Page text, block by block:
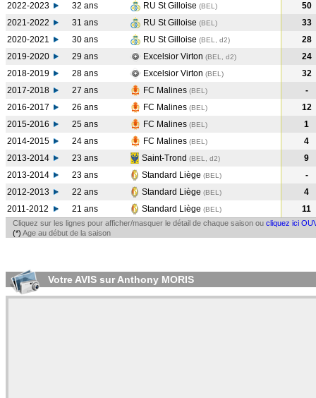
2022-2023
32 ans RU St Gilloise (BEL )
50
2021-2022
31 ans RU St Gilloise (BEL )
33
2020-2021
30 ans RU St Gilloise (BEL, d2)
28
2019-2020
29 ans Excelsior Virton (BEL, d2)
24
2018-2019
28 ans Excelsior Virton (BEL )
32
2017-2018
27 ans FC Malines (BEL )
-
2016-2017
26 ans FC Malines (BEL )
12
2015-2016
25 ans FC Malines (BEL )
1
2014-2015
24 ans FC Malines (BEL )
4
2013-2014
23 ans Saint-Trond (BEL, d2)
9
2013-2014
23 ans Standard Liège (BEL )
-
2012-2013
22 ans Standard Liège (BEL )
4
2011-2012
21 ans Standard Liège (BEL ) 11
Cliquez sur les lignes pour afficher/masquer le détail de chaque saison ou cliquez ici
(*) Age au début de la saison
Votre AVIS sur Anthony MORIS